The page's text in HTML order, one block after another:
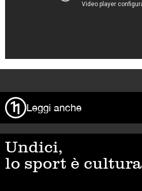
Leggi anche
Undici,
lo sport è cultura